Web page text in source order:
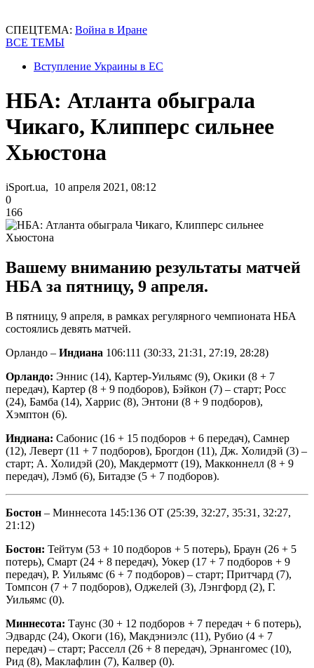
СПЕЦТЕМА: Война в Иране
ВСЕ ТЕМЫ
Вступление Украины в ЕС
НБА: Атланта обыграла
Чикаго, Клипперс сильнее
Хьюстона
iSport.ua, 10 апреля 2021, 08:12
0
166
Вашему вниманию результаты матчей
НБА за пятницу, 9 апреля.
В пятницу, 9 апреля, в рамках регулярного чемпионата НБА
состоялись девять матчей.
Орландо – Индиана 106:111 (30:33, 21:31, 27:19, 28:28)
Орландо: Эннис (14), Картер-Уильямс (9), Окики (8 + 7
передач), Картер (8 + 9 подборов), Бэйкон (7) – старт; Росс
(24), Бамба (14), Харрис (8), Энтони (8 + 9 подборов),
Хэмптон (6).
Индиана: Сабонис (16 + 15 подборов + 6 передач), Самнер
(12), Леверт (11 + 7 подборов), Брогдон (11), Дж. Холидэй (3) –
старт; А. Холидэй (20), Макдермотт (19), Макконнелл (8 + 9
передач), Лэмб (6), Битадзе (5 + 7 подборов).
Бостон – Миннесота 145:136 OT (25:39, 32:27, 35:31, 32:27,
21:12)
Бостон: Тейтум (53 + 10 подборов + 5 потерь), Браун (26 + 5
потерь), Смарт (24 + 8 передач), Уокер (17 + 7 подборов + 9
передач), Р. Уильямс (6 + 7 подборов) – старт; Притчард (7),
Томпсон (7 + 7 подборов), Оджелей (3), Лэнгфорд (2), Г.
Уильямс (0).
Миннесота: Таунс (30 + 12 подборов + 7 передач + 6 потерь),
Эдвардс (24), Окоги (16), Макдэниэлс (11), Рубио (4 + 7
передач) – старт; Расселл (26 + 8 передач), Эрнангомес (10),
Рид (8), Маклафлин (7), Калвер (0).